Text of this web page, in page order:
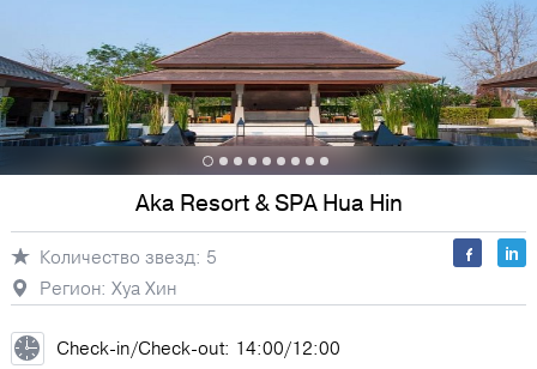
Регионы Отели Экскурсии
Авторские
Aka Resort & SPA Hua Hin
Количество звезд: 5
Регион: Хуа Хин
Check-in/Check-out: 14:00/12:00